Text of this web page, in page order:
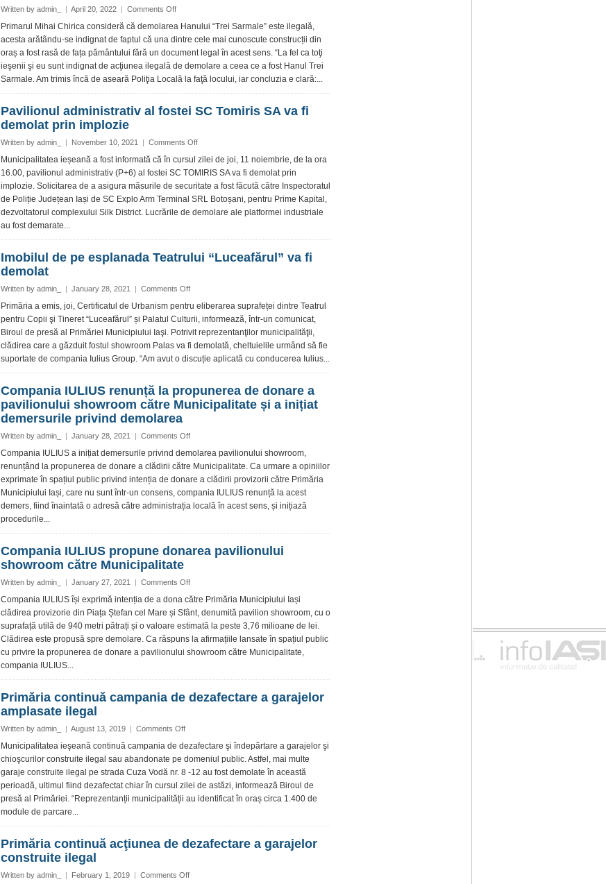
demolare
Hanului
“Trei
Sarmale”
Written by admin_ | April 20, 2022 | Comments Offon
Mihai
Chirica:
Demolarea
Hanului
“Trei
ilegală!
Primarul Mihai Chirica consideră că demolarea Hanului “Trei Sarmale” este ilegală,
acesta arătându-se indignat de faptul că una dintre cele mai cunoscute construcții din
oraș a fost rasă de fața pământului fără un document legal în acest sens. “La fel ca toţi
ieşenii şi eu sunt indignat de acţiunea ilegală de demolare a ceea ce a fost Hanul Trei
Sarmale. Am trimis încă de aseară Poliţia Locală la faţă locului, iar concluzia e clară:...
Pavilionul administrativ al fostei SC Tomiris SA va fi
demolat prin implozie
Written by admin_ | November 10, 2021 | Comments Offon
administrativ
al
fostei
SC
Tomiris
demolat
Municipalitatea ieșeană a fost informată că în cursul zilei de joi, 11 noiembrie, de la ora
16.00, pavilionul administrativ (P+6) al fostei SC TOMIRIS SA va fi demolat prin
implozie. Solicitarea de a asigura măsurile de securitate a fost făcută către Inspectoratul
de Poliție Județean Iași de SC Explo Arm Terminal SRL Botoșani, pentru Prime Kapital,
dezvoltatorul complexului Silk District. Lucrările de demolare ale platformei industriale
au fost demarate...
Imobilul de pe esplanada Teatrului “Luceafărul” va fi
demolat
Written by admin_ | January 28, 2021 | Comments Offon
de
pe
esplanada
Teatrului
“Luceafărul”
demolat
Primăria a emis, joi, Certificatul de Urbanism pentru eliberarea suprafeței dintre Teatrul
pentru Copii şi Tineret “Luceafărul” și Palatul Culturii, informează, într-un comunicat,
Biroul de presă al Primăriei Municipiului Iaşi. Potrivit reprezentanţilor municipalităţii,
clădirea care a găzduit fostul showroom Palas va fi demolată, cheltuielile urmând să fie
suportate de compania Iulius Group. “Am avut o discuție aplicată cu conducerea Iulius...
Compania IULIUS renunță la propunerea de donare a
pavilionului showroom către Municipalitate și a inițiat
demersurile privind demolarea
Written by admin_ | January 28, 2021 | Comments Offon
IULIUS
renunță
la
propunerea
de
showroom
a
inițiat
demersurile
privind
demolarea
Compania IULIUS a inițiat demersurile privind demolarea pavilionului showroom,
renunțând la propunerea de donare a clădirii către Municipalitate. Ca urmare a opiniilor
exprimate în spațiul public privind intenția de donare a clădirii provizorii către Primăria
Municipiului Iași, care nu sunt într-un consens, compania IULIUS renunță la acest
demers, fiind înaintată o adresă către administrația locală în acest sens, și inițiază
procedurile...
Compania IULIUS propune donarea pavilionului
showroom către Municipalitate
Written by admin_ | January 27, 2021 | Comments Offon
IULIUS
propune
donarea
pavilionului
showroom
Compania IULIUS își exprimă intenția de a dona către Primăria Municipiului Iași
clădirea provizorie din Piața Ștefan cel Mare și Sfânt, denumită pavilion showroom, cu o
suprafață utilă de 940 metri pătrați și o valoare estimată la peste 3,76 milioane de lei.
Clădirea este propusă spre demolare. Ca răspuns la afirmațiile lansate în spațiul public
cu privire la propunerea de donare a pavilionului showroom către Municipalitate,
compania IULIUS...
Primăria continuă campania de dezafectare a garajelor
amplasate ilegal
Written by admin_ | August 13, 2019 | Comments Offon
continuă
campania
de
dezafectare
a
Municipalitatea ieşeană continuă campania de dezafectare şi îndepărtare a garajelor şi
chioşcurilor construite ilegal sau abandonate pe domeniul public. Astfel, mai multe
garaje construite ilegal pe strada Cuza Vodă nr. 8 -12 au fost demolate în această
perioadă, ultimul fiind dezafectat chiar în cursul zilei de astăzi, informează Biroul de
presă al Primăriei. “Reprezentanții municipalității au identificat în oraș circa 1.400 de
module de parcare...
Primăria continuă acţiunea de dezafectare a garajelor
construite ilegal
Written by admin_ | February 1, 2019 | Comments Offon